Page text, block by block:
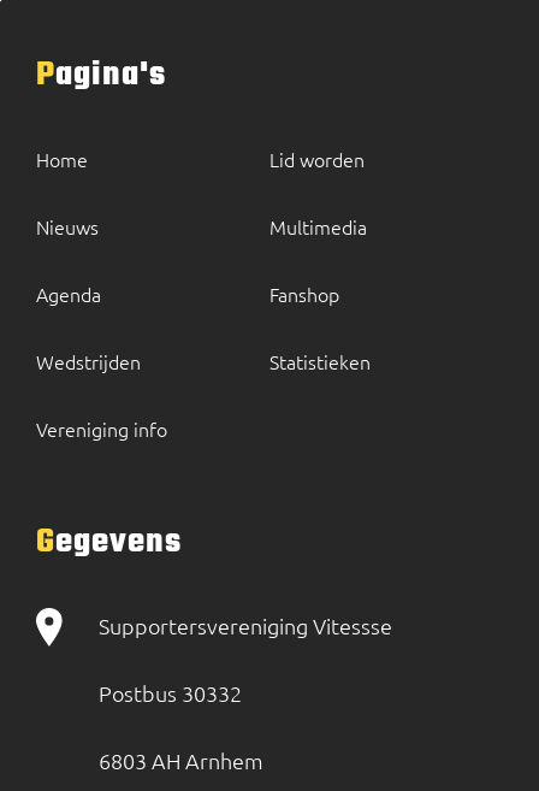
Pagina's
Home
Nieuws
Agenda
Wedstrijden
Vereniging info
Lid worden
Multimedia
Fanshop
Statistieken
Gegevens
Supportersvereniging Vitessse
Postbus 30332
6803 AH Arnhem